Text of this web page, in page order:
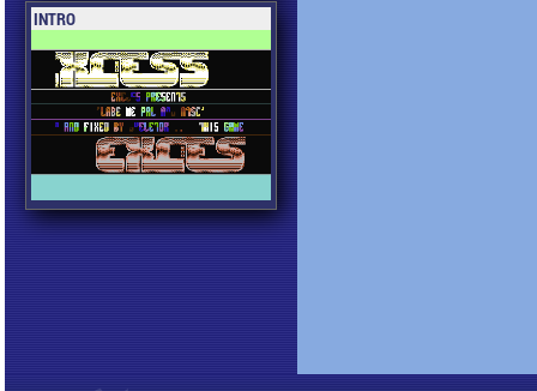
INTRO